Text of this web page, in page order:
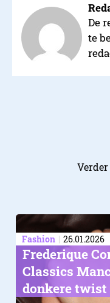
De
te
Fashion 26.01.2026
Frederique
Classics
donkere twist